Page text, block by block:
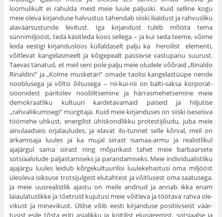
loomulikult ei rahulda meid meie luule paljuski. Kuid selline kogu
meie oleva kirjanduse halvustus tähendab siiski liialdust ja rah­vusliku
alaväärsustunde levitust. Iga kirjandust tuleb mõista tema
sünnimiljööst, teda käsitleda koos sellega – ja kui seda teeme, võime
leida eestigi kirjandusloos küllaldaselt palju ka heroilist elementi,
võitlevat kangelasmeelt ja kõigepealt passiivse vastupanu suurust.
Taevas tänatud, et meil seni pole palju meie oludele võõraid „Rinaldo
Rinaldini” ja „Kolme musketäri” omade taolisi kangelastüüpe nende
nooblusega ja võltsi õilsusega – nii-kui-nii on balti-saksa korporat­
sioonidest päritolev nooblitsemine ja härrasmehetsemine meie
demokraatliku kultuuri kardetavamaid paiseid ja hiljutise
,,rahvaliikumisegi” mürgitaja. Kuid meie kirjanduses on siiski iseseisva
töömehe uhkust, energilist ühiskondlikku protestijõudu, juba meie
ainulaadseis orjalauludes, ja elavat ilo-tunnet selle kõrval, meil on
ärkamis­aja luules ja ka mujal siirast isamaa-armu ja realistlikul
ajajärgul sama siirast ning mõjurikast tahet meie barbaarsete
sotsiaalolude paljastamiseks ja parandamiseks. Meie individualistliku
ajajärgu luules leidub kõrgekultuurilisi luulekehastusi oma miljööst
üleoleva isiksuse trotsijulgest elutahtest ja võitlusest oma saatusega.
Ja meie uusrealistlik ajastu on meile andnud ja annab ikka enam
laiaulatus­likke ja tõetruid kujutusi meie võitleva ja töötava rahva ole­
vikust ja minevikust. Üldse võib eesti kirjanduse positiivseist väär­
tusist esile tõsta eriti asjalikku ja kriitilist elunägemist, sotsiaalse ja